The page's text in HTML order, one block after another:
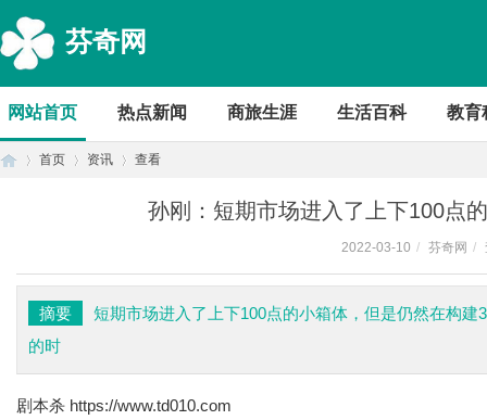
芬奇网
网站首页 热点新闻 商旅生涯 生活百科 教育
首页 资讯 查看
孙刚：短期市场进入了上下100点
2022-03-10 / 芬奇网 /
摘要
短期市场进入了上下100点的小箱体，但是仍然在构
的时
剧本杀 https://www.td010.com